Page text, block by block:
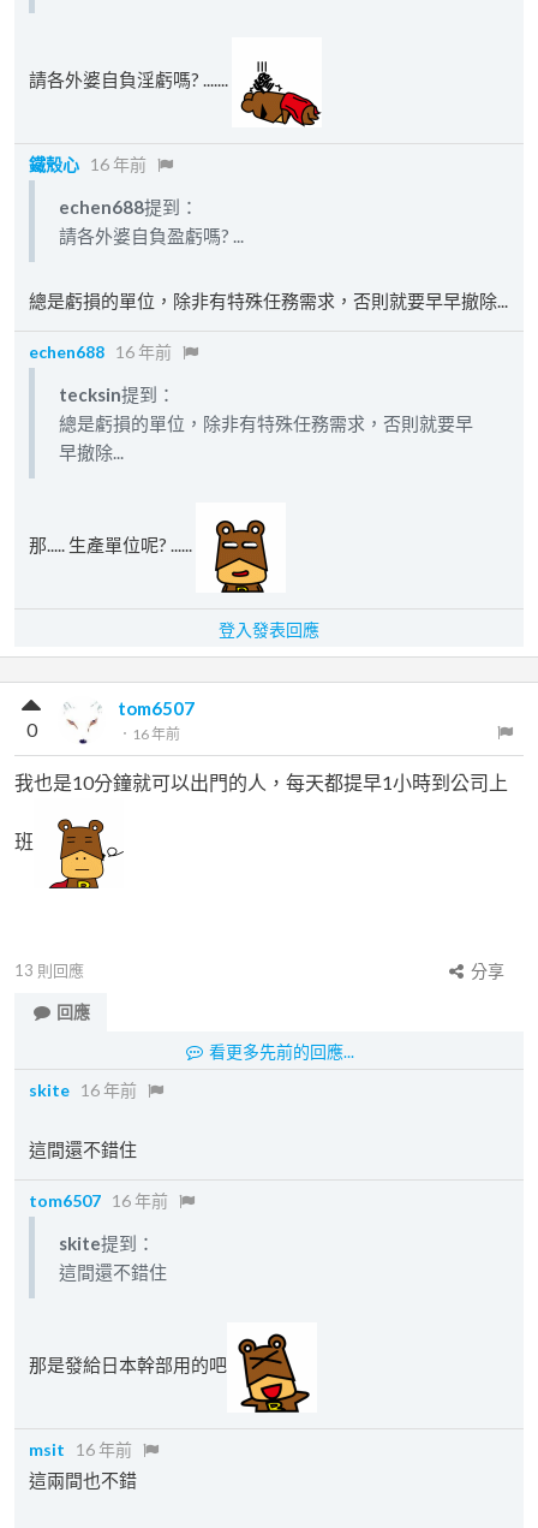
請各外婆自負淫虧嗎? .......
鐵殼心 16 年前
echen688提到：
請各外婆自負盈虧嗎? ...
總是虧損的單位，除非有特殊任務需求，否則就要早早撤除...
echen688 16 年前
tecksin提到：
總是虧損的單位，除非有特殊任務需求，否則就要早
早撤除...
那..... 生產單位呢? ......
登入發表回應
tom6507
． 16 年前
0
我也是10分鐘就可以出門的人，每天都提早1小時到公司上
班
13 則回應
分享
回應
看更多先前的回應...
skite 16 年前
這間還不錯住
tom6507 16 年前
skite提到：
這間還不錯住
那是發給日本幹部用的吧
msit 16 年前
這兩間也不錯